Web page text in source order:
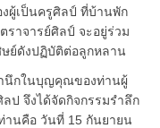
งผู้เป็นครูศิลป์ ที่บ้านพัก
าจารย์ศิลป์ จะอยู่ร่วม
ษย์ดังปฏิบัติต่อลูกหลาน
กในบุญคุณของท่านผู้
ป จึงได้จัดกิจกรรมรำลึก
านคือ วันที่ 15 กันยายน